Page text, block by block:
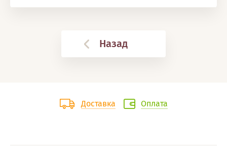
Назад
Доставка Оплата